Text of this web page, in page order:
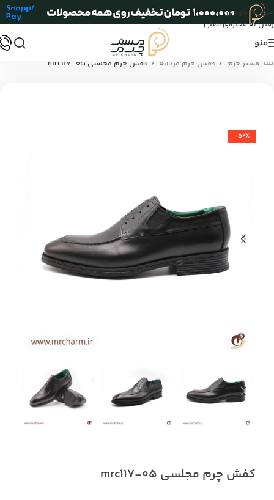
عبور به ناوبری
رفتن به محتوای اصلی
منو
مستر چرم / کفش چرم مردانه / کفش چرم مجلسی mrc117-05
-52%
کفش چرم مجلسی mrc117-05